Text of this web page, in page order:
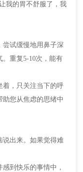
我的胃不舒服了，我
试缓慢地用鼻子深
重复5-10次，能有
，只关注当下的呼
您从焦虑的思绪中
出来。如果觉得难
到快乐的事情中，